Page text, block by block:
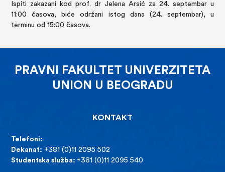
Ispiti zakazani kod prof. dr Jelena Arsić za 24. septembar u
11:00 časova, biće održani istog dana (24. septembar), u
terminu od 15:00 časova.
PRAVNI FAKULTET UNIVERZITETA
UNION U BEOGRADU
KONTAKT
Telefoni:
Dekanat: +381 (0)11 2095 502
Studentska služba: +381 (0)11 2095 540